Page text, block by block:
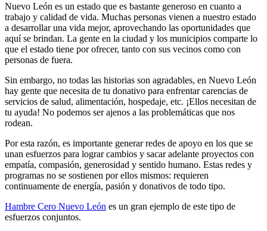
Nuevo León es un estado que es bastante generoso en cuanto a
trabajo y calidad de vida. Muchas personas vienen a nuestro estado
a desarrollar una vida mejor, aprovechando las oportunidades que
aquí se brindan. La gente en la ciudad y los municipios comparte lo
que el estado tiene por ofrecer, tanto con sus vecinos como con
personas de fuera.
Sin embargo, no todas las historias son agradables, en Nuevo León
hay gente que necesita de tu donativo para enfrentar carencias de
servicios de salud, alimentación, hospedaje, etc. ¡Ellos necesitan de
tu ayuda! No podemos ser ajenos a las problemáticas que nos
rodean.
Por esta razón, es importante generar redes de apoyo en los que se
unan esfuerzos para lograr cambios y sacar adelante proyectos con
empatía, compasión, generosidad y sentido humano. Estas redes y
programas no se sostienen por ellos mismos: requieren
continuamente de energía, pasión y donativos de todo tipo.
Hambre Cero Nuevo León es un gran ejemplo de este tipo de
esfuerzos conjuntos.